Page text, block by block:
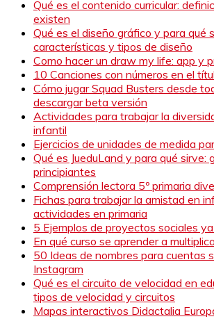
Qué es el contenido curricular:
existen
Qué es el diseño gráfico y para qué
características y tipos de diseño
Como hacer un draw my life: app y
10 Canciones con números en el
Cómo jugar Squad Busters desde
descargar beta versión
Actividades para trabajar la
infantil
Ejercicios de unidades de medida
Qué es JueduLand y para qué sirve:
principiantes
Comprensión lectora 5º primaria
Fichas para trabajar la amistad en
actividades en primaria
5 Ejemplos de proyectos sociales
En qué curso se aprender a
50 Ideas de nombres para cuentas
Instagram
Qué es el circuito de velocidad en
tipos de velocidad y circuitos
Mapas interactivos Didactalia